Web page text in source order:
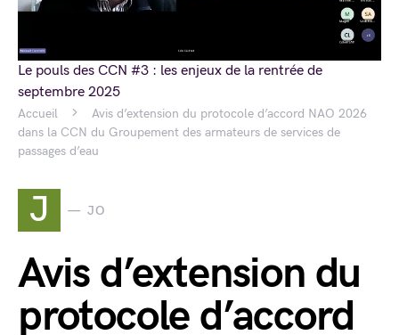
Accueil
Avis d’extension du protocole d’accord NAO 2026
dans la CCN du Groupement des armateurs de services de
passages d’eau
J JO
Avis d’extension du
protocole d’accord
Le pouls des CCN #3 : les enjeux de la rentrée de
septembre 2025